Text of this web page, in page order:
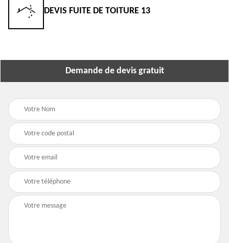
DEVIS FUITE DE TOITURE 13
Demande de devis gratuit